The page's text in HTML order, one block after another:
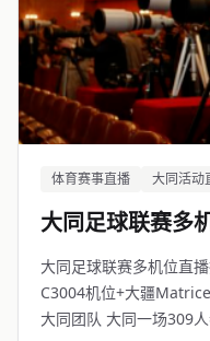
体育赛事直播 大同活动
大同足球联赛多
大同足球联赛多机位直
C3004机位+大疆
大同团队 大同一场309